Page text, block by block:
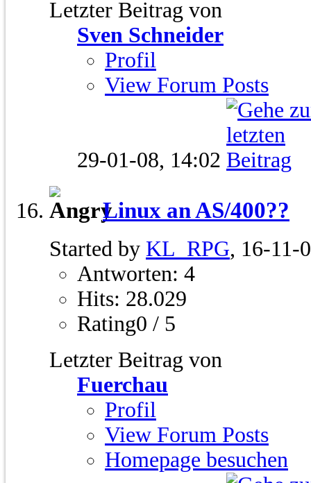
Letzter Beitrag von
Sven Schneider
Profil
View Forum Posts
29-01-08, 14:02
Linux an AS/400??
Started by KL_RPG, 16-11-
Antworten: 4
Hits: 28.029
Rating0 / 5
Letzter Beitrag von
Fuerchau
Profil
View Forum Posts
Homepage besuchen